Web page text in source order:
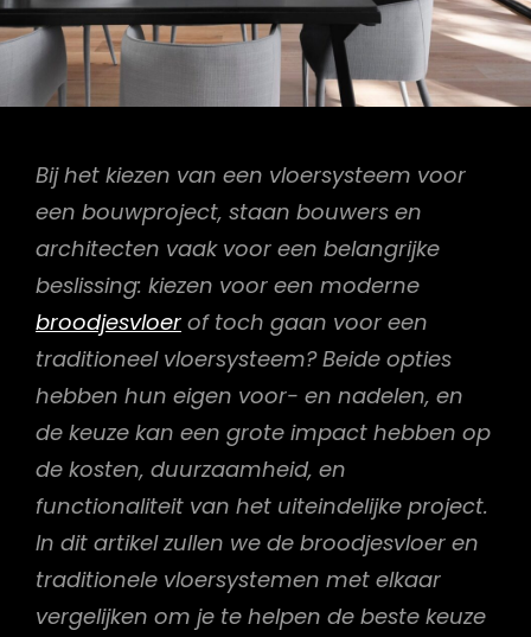
Bij het kiezen van een vloersysteem voor
een bouwproject, staan bouwers en
architecten vaak voor een belangrijke
beslissing: kiezen voor een moderne
broodjesvloer of toch gaan voor een
traditioneel vloersysteem? Beide opties
hebben hun eigen voor- en nadelen, en
de keuze kan een grote impact hebben op
de kosten, duurzaamheid, en
functionaliteit van het uiteindelijke project.
In dit artikel zullen we de broodjesvloer en
traditionele vloersystemen met elkaar
vergelijken om je te helpen de beste keuze